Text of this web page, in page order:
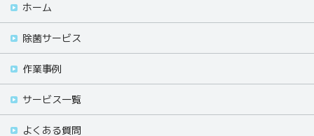
ホーム
除菌サービス
作業事例
サービス一覧
よくある質問